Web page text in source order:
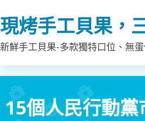
to
content
現烤手工貝果，
新鮮手工貝果-多款獨特口位、無
15個人民行動